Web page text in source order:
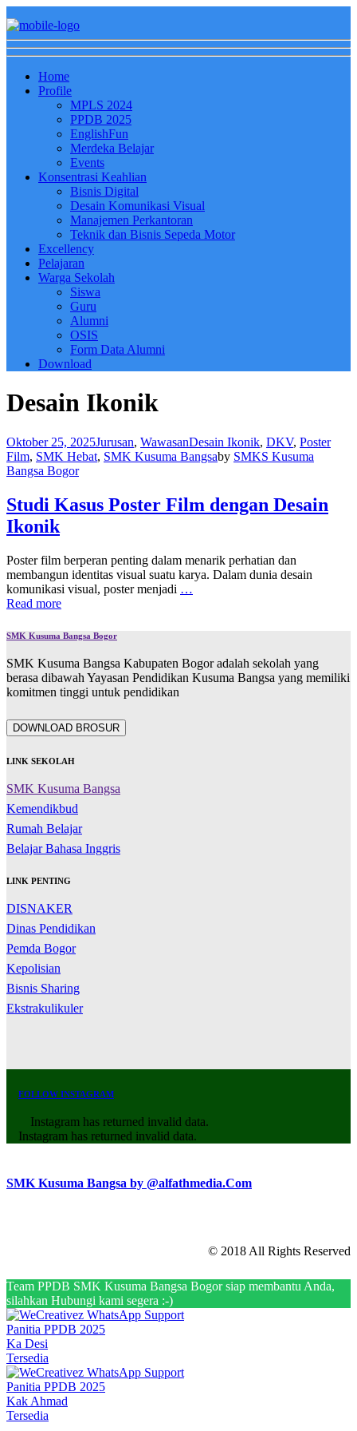
Home
Profile
MPLS 2024
PPDB 2025
EnglishFun
Merdeka Belajar
Events
Konsentrasi Keahlian
Bisnis Digital
Desain Komunikasi Visual
Manajemen Perkantoran
Teknik dan Bisnis Sepeda Motor
Excellency
Pelajaran
Warga Sekolah
Siswa
Guru
Alumni
OSIS
Form Data Alumni
Download
Desain Ikonik
Oktober 25, 2025Jurusan, WawasanDesain Ikonik, DKV, Poster
Film, SMK Hebat, SMK Kusuma Bangsaby SMKS Kusuma
Bangsa Bogor
Studi Kasus Poster Film dengan Desain
Ikonik
Poster film berperan penting dalam menarik perhatian dan
membangun identitas visual suatu karya. Dalam dunia desain
komunikasi visual, poster menjadi …
Read more
SMK Kusuma Bangsa Bogor
SMK Kusuma Bangsa Kabupaten Bogor adalah sekolah yang
berasa dibawah Yayasan Pendidikan Kusuma Bangsa yang memiliki
komitmen tinggi untuk pendidikan
DOWNLOAD BROSUR
LINK SEKOLAH
SMK Kusuma Bangsa
Kemendikbud
Rumah Belajar
Belajar Bahasa Inggris
LINK PENTING
DISNAKER
Dinas Pendidikan
Pemda Bogor
Kepolisian
Bisnis Sharing
Ekstrakulikuler
FOLLOW INSTAGRAM
Instagram has returned invalid data.
Instagram has returned invalid data.
SMK Kusuma Bangsa by @alfathmedia.Com
© 2018 All Rights Reserved
Team PPDB SMK Kusuma Bangsa Bogor siap membantu Anda,
silahkan Hubungi kami segera :-)
Panitia PPDB 2025
Ka Desi
Tersedia
Panitia PPDB 2025
Kak Ahmad
Tersedia